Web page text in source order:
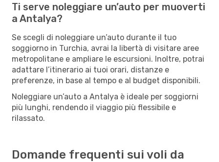
Ti serve noleggiare un’auto per muoverti
a Antalya?
Se scegli di noleggiare un’auto durante il tuo
soggiorno in Turchia, avrai la libertà di visitare aree
metropolitane e ampliare le escursioni. Inoltre, potrai
adattare l’itinerario ai tuoi orari, distanze e
preferenze, in base al tempo e al budget disponibili.
Noleggiare un’auto a Antalya è ideale per soggiorni
più lunghi, rendendo il viaggio più flessibile e
rilassato.
Domande frequenti sui voli da